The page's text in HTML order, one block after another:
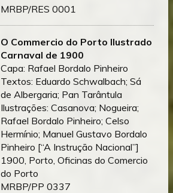
MRBP/RES 0001
O Commercio do Porto Ilustrado
Carnaval de 1900
Capa: Rafael Bordalo Pinheiro
Textos: Eduardo Schwalbach; Sá
de Albergaria; Pan Tarântula
Ilustrações: Casanova; Nogueira;
Rafael Bordalo Pinheiro; Celso
Hermínio; Manuel Gustavo Bordalo
Pinheiro [“A Instrução Nacional”]
1900, Porto, Oficinas do Comercio
do Porto
MRBP/PP 0337